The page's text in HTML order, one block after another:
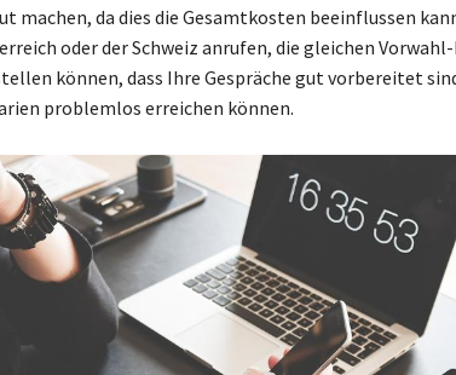
machen, da dies die Gesamtkosten beeinflussen
oder der Schweiz anrufen, die gleichen
können, dass Ihre Gespräche gut vorbereitet
problemlos erreichen können.